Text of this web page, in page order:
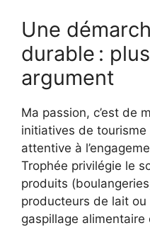
Une
durable :
argument
Ma passion, c’est de
initiatives de
attentive à
Trophée privilégie le
produits
producteurs de lait
gaspillage